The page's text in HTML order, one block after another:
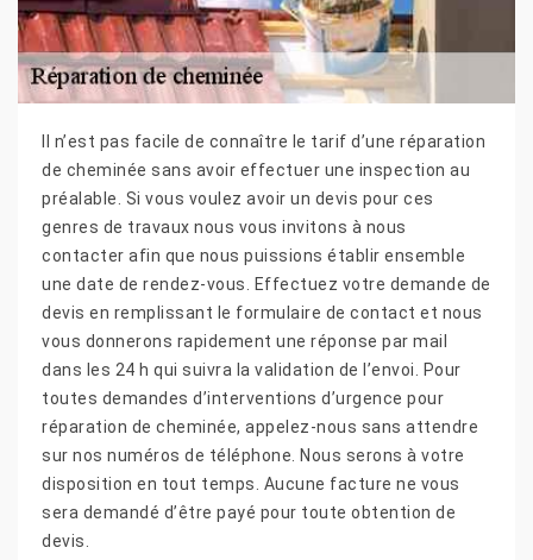
Il n’est pas facile de connaître le tarif d’une réparation
de cheminée sans avoir effectuer une inspection au
préalable. Si vous voulez avoir un devis pour ces
genres de travaux nous vous invitons à nous
contacter afin que nous puissions établir ensemble
une date de rendez-vous. Effectuez votre demande de
devis en remplissant le formulaire de contact et nous
vous donnerons rapidement une réponse par mail
dans les 24 h qui suivra la validation de l’envoi. Pour
toutes demandes d’interventions d’urgence pour
réparation de cheminée, appelez-nous sans attendre
sur nos numéros de téléphone. Nous serons à votre
disposition en tout temps. Aucune facture ne vous
sera demandé d’être payé pour toute obtention de
devis.